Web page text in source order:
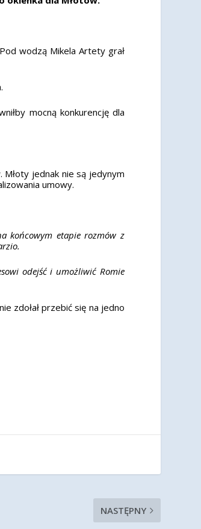
wodzą Mikela Artety grał
mocną konkurencję dla
jednak nie są jedynym
umowy.
końcowym etapie rozmów z
odejść i umożliwić Romie
zdołał przebić się na jedno
NASTĘPNY